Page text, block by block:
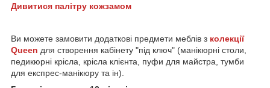
Дивитися палітру кожзамом
Ви можете замовити додаткові предмети меблів з колекції
Queen для створення кабінету "під ключ" (манікюрні столи,
педикюрні крісла, крісла клієнта, пуфи для майстра, тумби
для експрес-манікюру та ін).